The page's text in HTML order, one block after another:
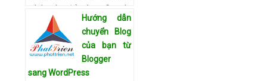
cách tán đổ nàng Google
Cách tán đổ nàng Google
nhanh nhất Để bắt đầu bài
viết SEO này, hãy…
Xem chi
Hướng dẫn
chuyển Blog
của bạn từ
Blogger
sang WordPress